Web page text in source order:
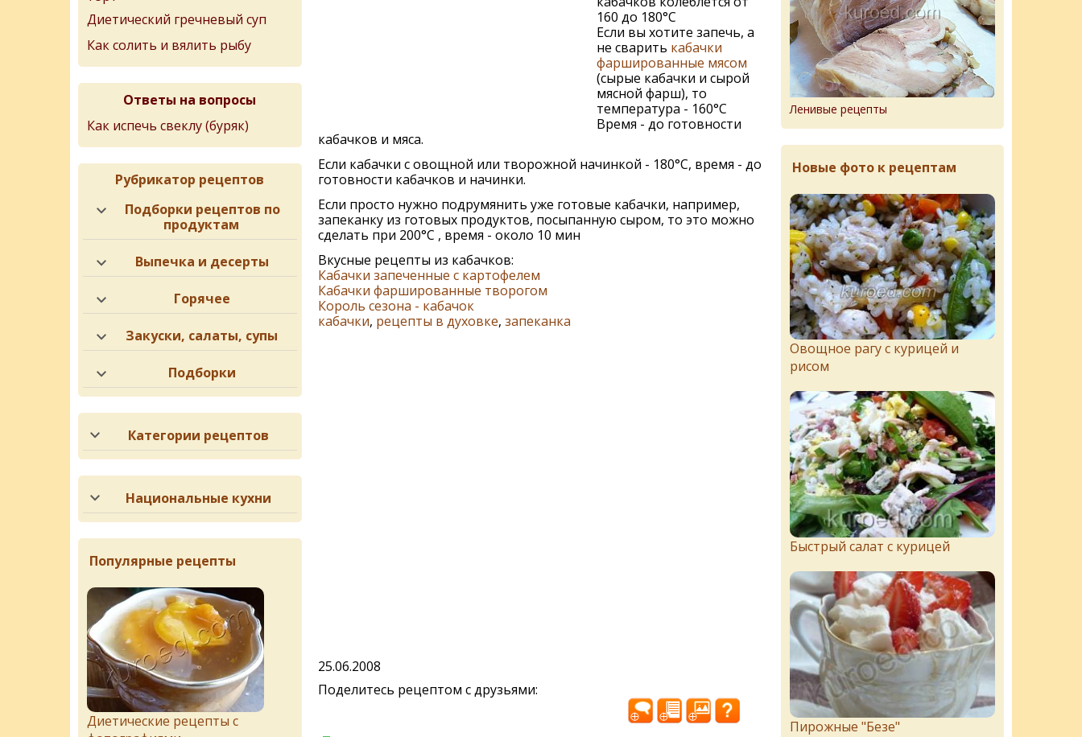
160 до 180°С
Если вы хотите запечь, а
не сварить кабачки
фаршированные мясом
(сырые кабачки и сырой
мясной фарш), то
температура - 160°С
Время - до готовности
кабачков и мяса.
Если кабачки с овощной или творожной начинкой - 180°С, время - до
готовности кабачков и начинки.
Если просто нужно подрумянить уже готовые кабачки, например,
запеканку из готовых продуктов, посыпанную сыром, то это можно
сделать при 200°С , время - около 10 мин
Вкусные рецепты из кабачков:
Кабачки запеченные с картофелем
Кабачки фаршированные творогом
Король сезона - кабачок
кабачки, рецепты в духовке, запеканка
25.06.2008
Поделитесь рецептом с друзьями:
Диетический гречневый суп
Как солить и вялить рыбу
Ответы на вопросы
Как испечь свеклу (буряк)
Рубрикатор рецептов
Подборки рецептов по
продуктам
Выпечка и десерты
Горячее
Закуски, салаты, супы
Подборки
Категории рецептов
Национальные кухни
Популярные рецепты
Диетические рецепты с
Ленивые рецепты
Новые фото к рецептам
Овощное рагу с курицей и
рисом
Быстрый салат с курицей
Пирожныe "Бeзe"